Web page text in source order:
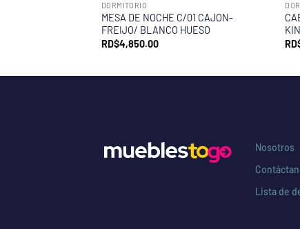
DORMITORIO
MESA DE NOCHE C/01 CAJON-
FREIJO/ BLANCO HUESO
RD$4,850.00
Nosotros
Lista de